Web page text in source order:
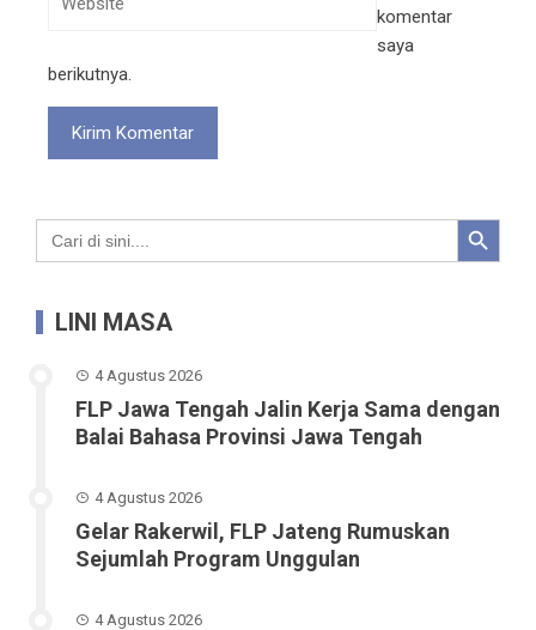
komentar
saya
berikutnya.
Search
for:
Search Button
LINI MASA
4 Agustus 2026
FLP Jawa Tengah Jalin Kerja Sama dengan
Balai Bahasa Provinsi Jawa Tengah
4 Agustus 2026
Gelar Rakerwil, FLP Jateng Rumuskan
Sejumlah Program Unggulan
4 Agustus 2026